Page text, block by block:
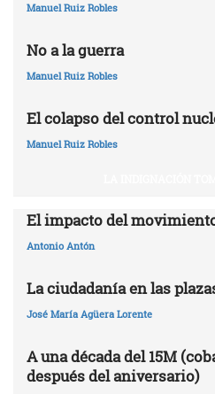
Manuel Ruiz Robles
No a la guerra
Manuel Ruiz Robles
El colapso del control
Manuel Ruiz Robles
El impacto del
Antonio Antón
La ciudadanía en las
José María Agüera Lorente
A una década del 15M
después del aniversario)